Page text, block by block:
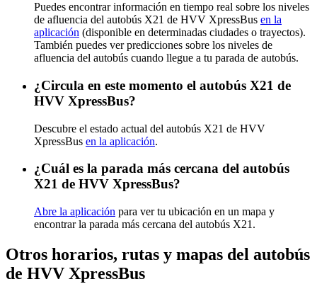
Puedes encontrar información en tiempo real sobre los niveles
de afluencia del autobús X21 de HVV XpressBus en la
aplicación (disponible en determinadas ciudades o trayectos).
También puedes ver predicciones sobre los niveles de
afluencia del autobús cuando llegue a tu parada de autobús.
¿Circula en este momento el autobús X21 de
HVV XpressBus?
Descubre el estado actual del autobús X21 de HVV
XpressBus en la aplicación.
¿Cuál es la parada más cercana del autobús
X21 de HVV XpressBus?
Abre la aplicación para ver tu ubicación en un mapa y
encontrar la parada más cercana del autobús X21.
Otros horarios, rutas y mapas del autobús
de HVV XpressBus